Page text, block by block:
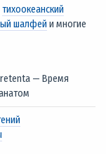
тихоокеанский
шалфей и многие
— Время